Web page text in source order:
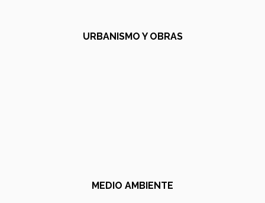
URBANISMO Y OBRAS
MEDIO AMBIENTE